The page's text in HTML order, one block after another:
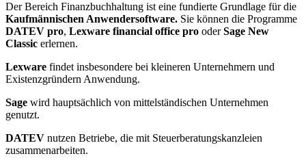
Der Bereich Finanzbuchhaltung ist eine fundierte Grundlage für die
Kaufmännischen Anwendersoftware. Sie können die Programme
DATEV pro, Lexware financial office pro oderSage New
Classic erlernen.
Lexware findet insbesondere bei kleineren Unternehmern und
Existenzgründern Anwendung.
Sage wird hauptsächlich von mittelständischen Unternehmen
genutzt.
DATEV nutzen Betriebe, die mit Steuerberatungskanzleien
zusammenarbeiten.